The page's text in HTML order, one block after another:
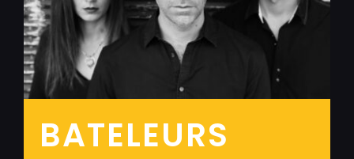
BATELEURS